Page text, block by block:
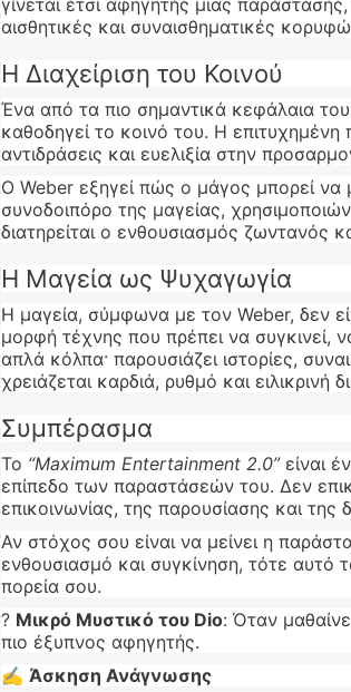
αισθητικές και συναισθηματικές
Η Διαχείριση του Κοινού
Ένα από τα πιο σημαντικά κεφάλαια
καθοδηγεί το κοινό του. Η επιτυχημένη
αντιδράσεις και ευελιξία στην
Ο Weber εξηγεί πώς ο μάγος μπορεί να
συνοδοιπόρο της μαγείας,
διατηρείται ο ενθουσιασμός ζωντανός
Η Μαγεία ως Ψυχαγωγία
Η μαγεία, σύμφωνα με τον Weber, δεν
μορφή τέχνης που πρέπει να συγκινεί,
απλά κόλπα· παρουσιάζει ιστορίες,
χρειάζεται καρδιά, ρυθμό και ειλικρινή
Συμπέρασμα
Το “Maximum Entertainment 2.0”είναι
επίπεδο των παραστάσεών του. Δεν
επικοινωνίας, της παρουσίασης και
Αν στόχος σου είναι να μείνει η
ενθουσιασμό και συγκίνηση, τότε αυτό
πορεία σου.
? Μικρό Μυστικό του Dio: Όταν
πιο έξυπνος αφηγητής.
✍️ Άσκηση Ανάγνωσης